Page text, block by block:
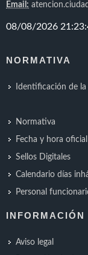
Email:
NORMATIVA
Identificación de la
Normativa
Fecha y hora oficial
Sellos Digitales
Calendario días
Personal
INFORMACIÓN
Aviso legal